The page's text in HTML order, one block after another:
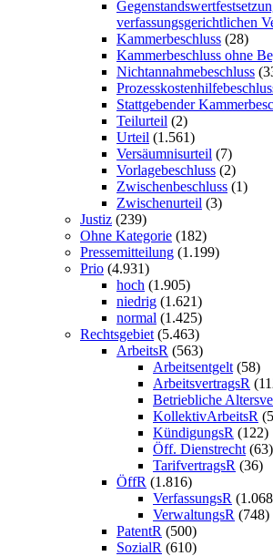
verfassungsgerichtlichen
Kammerbeschluss (28)
Kammerbeschluss ohne
Nichtannahmebeschluss
Stattgebender
Teilurteil (2)
Urteil (1.561)
Versäumnisurteil (7)
Vorlagebeschluss (2)
Zwischenbeschluss (1)
Zwischenurteil (3)
Justiz (239)
Ohne Kategorie (182)
Pressemitteilung (1.199)
Prio (4.931)
hoch (1.905)
niedrig (1.621)
normal (1.425)
Rechtsgebiet (5.463)
ArbeitsR (563)
Arbeitsentgelt (58)
ArbeitsvertragsR
Betriebliche
KollektivArbeitsR
KündigungsR (122)
Öff. Dienstrecht (63)
TarifvertragsR (36)
ÖffR (1.816)
VerfassungsR
VerwaltungsR (748)
PatentR (500)
SozialR (610)